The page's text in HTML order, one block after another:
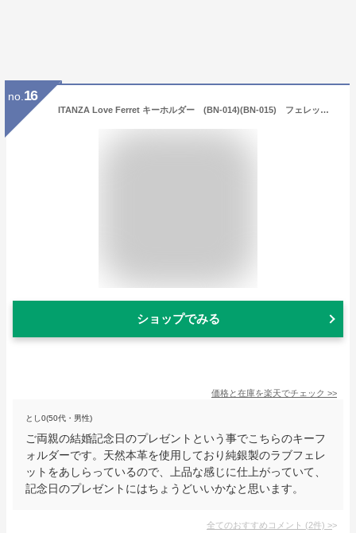
no. 16
ITANZA Love Ferret キーホルダー (BN-014)(BN-015) フェレット オーナーグッズ オーナー雑貨 キーリング バッグチャーム 革 本革 レザー プレゼント 贈り物 誕生日 お揃い 色違い ペア アクセサリー シルバー 純銀 メンズ レディース 高級 男性 女性
ショップでみる
価格と在庫を楽天でチェック >>
とし0(50代・男性)
ご両親の結婚記念日のプレゼントという事でこちらのキーフ
ォルダーです。天然本革を使用しており純銀製のラブフェレ
ットをあしらっているので、上品な感じに仕上がっていて、
記念日のプレゼントにはちょうどいいかなと思います。
全てのおすすめコメント (2件) >